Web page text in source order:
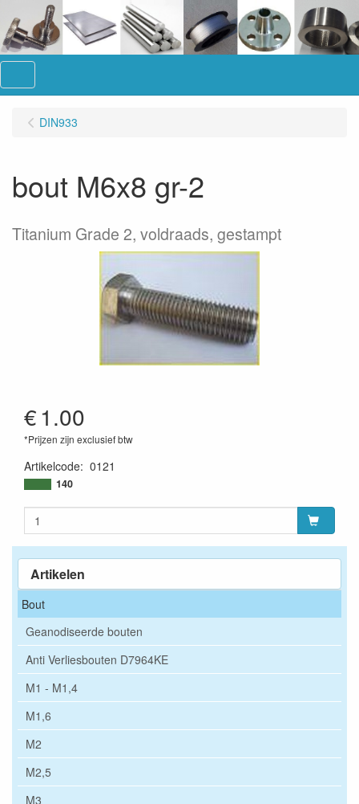
Artikelen
Bout
Geanodiseerde bouten
Anti Verliesbouten D7964KE
M1 - M1,4
M1,6
M2
M2,5
M3
DIN933
bout M6x8 gr-2
Titanium Grade 2, voldraads, gestampt
€1.00
*Prijzen zijn exclusief btw
Artikelcode: 0121
140